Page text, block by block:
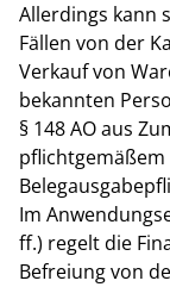
Allerdings kann
Fällen von der
Verkauf von
bekannten
§ 148 AO aus
Im
ff.) regelt die
Befreiung von